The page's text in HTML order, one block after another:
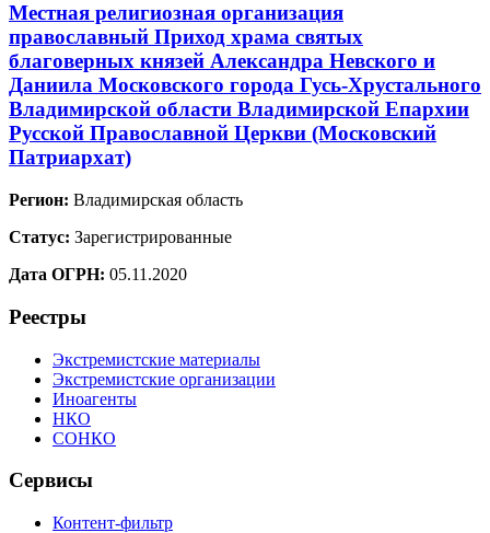
Местная религиозная организация
православный Приход храма святых
благоверных князей Александра Невского и
Даниила Московского города Гусь-Хрустального
Владимирской области Владимирской Епархии
Русской Православной Церкви (Московский
Патриархат)
Регион: Владимирская область
Статус: Зарегистрированные
Дата ОГРН: 05.11.2020
Реестры
Экстремистские материалы
Экстремистские организации
Иноагенты
НКО
СОНКО
Сервисы
Контент-фильтр